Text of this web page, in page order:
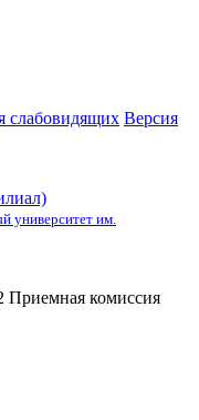
слабовидящих Версия
университет им.
Приемная комиссия